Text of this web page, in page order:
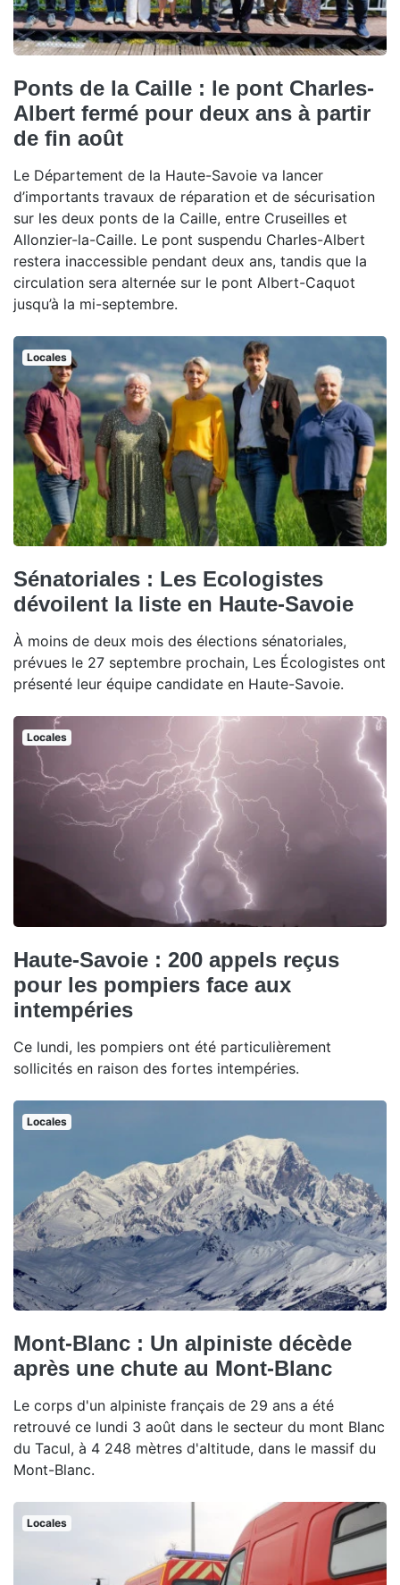
Ponts de la Caille : le pont Charles-
Albert fermé pour deux ans à partir
de fin août
Le Département de la Haute-Savoie va lancer
d’importants travaux de réparation et de sécurisation
sur les deux ponts de la Caille, entre Cruseilles et
Allonzier-la-Caille. Le pont suspendu Charles-Albert
restera inaccessible pendant deux ans, tandis que la
circulation sera alternée sur le pont Albert-Caquot
jusqu’à la mi-septembre.
Locales
Sénatoriales : Les Ecologistes
dévoilent la liste en Haute-Savoie
À moins de deux mois des élections sénatoriales,
prévues le 27 septembre prochain, Les Écologistes ont
présenté leur équipe candidate en Haute-Savoie.
Locales
Haute-Savoie : 200 appels reçus
pour les pompiers face aux
intempéries
Ce lundi, les pompiers ont été particulièrement
sollicités en raison des fortes intempéries.
Locales
Mont-Blanc : Un alpiniste décède
après une chute au Mont-Blanc
Le corps d'un alpiniste français de 29 ans a été
retrouvé ce lundi 3 août dans le secteur du mont Blanc
du Tacul, à 4 248 mètres d'altitude, dans le massif du
Mont-Blanc.
Locales